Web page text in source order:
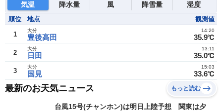
気温 降水量 風 降雪量 湿度
順位 地点 観測値
1 豊後高田
大分
35.9℃
14:20
2 日田
大分
35.0℃
13:11
3 国見
大分
33.6℃
15:03
最新のお天気ニュース もっと読む
台風15号(チャンホン)は明日上陸予想 関東は夕